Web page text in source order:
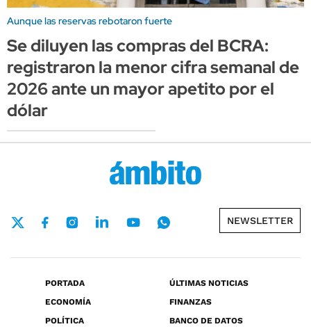
Aunque las reservas rebotaron fuerte
Se diluyen las compras del BCRA:
registraron la menor cifra semanal de
2026 ante un mayor apetito por el
dólar
NEWSLETTER
PORTADA
ÚLTIMAS NOTICIAS
ECONOMÍA
FINANZAS
POLÍTICA
BANCO DE DATOS